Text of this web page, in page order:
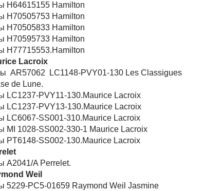
Н64615155 Hamilton
Н70505753 Hamilton
Н70505833 Hamilton
Н70595733 Hamilton
Н77715553.Hamilton
Lacroix
AR57062 LC1148-PVY01-130 Les Classigues
de Lune.
LC1237-PVY11-130.Maurice Lacroix
LC1237-PVY13-130.Maurice Lacroix
LC6067-SS001-310.Maurice Lacroix
MI 1028-SS002-330-1 Maurice Lacroix
PT6148-SS002-130.Maurice Lacroix
A2041/A Perrelet.
Weil
5229-PC5-01659 Raymond Weil Jasmine